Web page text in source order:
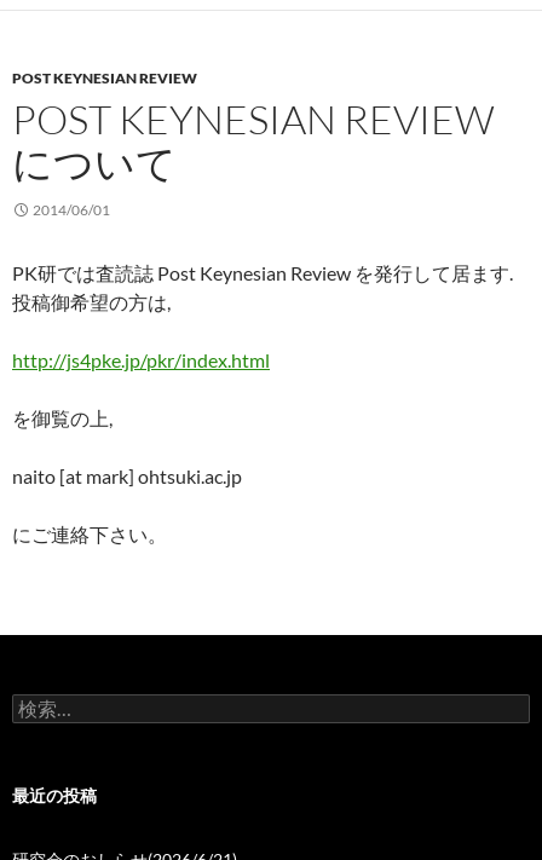
POST KEYNESIAN REVIEW
POST KEYNESIAN REVIEW
について
2014/06/01
PK研では査読誌 Post Keynesian Review を発行して居ます.
投稿御希望の方は,
http://js4pke.jp/pkr/index.html
を御覧の上,
naito [at mark] ohtsuki.ac.jp
にご連絡下さい。
検
索:
最近の投稿